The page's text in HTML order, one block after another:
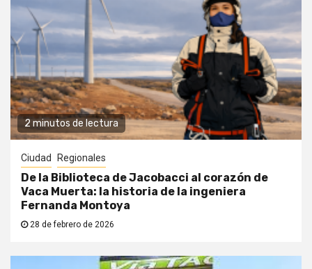
2 minutos de lectura
Ciudad Regionales
De la Biblioteca de Jacobacci al corazón de
Vaca Muerta: la historia de la ingeniera
Fernanda Montoya
28 de febrero de 2026